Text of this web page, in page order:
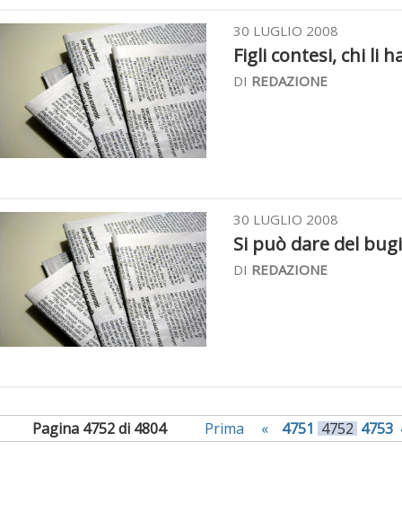
30 LUGLIO 2008
Figli contesi, chi li
DI REDAZIONE
30 LUGLIO 2008
Si può dare del
DI REDAZIONE
Pagina 4752 di 4804 Prima « 4751 4752 4753